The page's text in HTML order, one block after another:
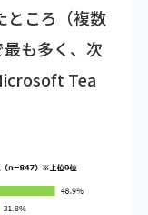
ところ（複数
も多く、次
Tea